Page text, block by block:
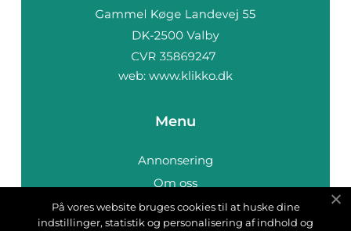
web: www.klikko.dk
Menu
Annonsering
Om oss
Cookies
Kontakta oss
På vores website bruges cookies til at huske dine
indstillinger, statistik og personalisering af indhold og